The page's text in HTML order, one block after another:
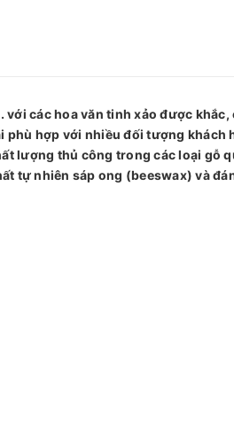
các hoa văn tinh xảo được
hợp với nhiều đối tượng khách
lượng thủ công trong các loại gỗ
tự nhiên sáp ong (beeswax) và